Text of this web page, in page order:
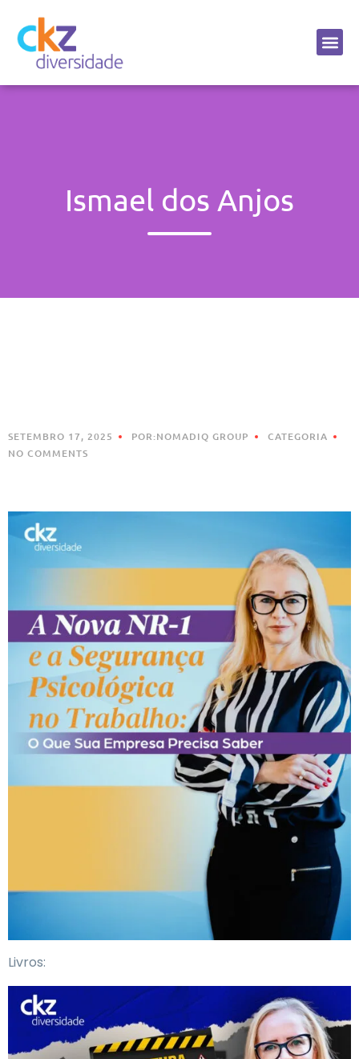
Ismael dos Anjos
SETEMBRO 17, 2025 POR:NOMADIQ GROUP
CATEGORIA
NO COMMENTS
Livros: